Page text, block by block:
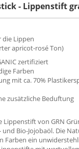
- Lippenstift
die Lippen
apricot-rosé Ton)
zertifiziert
Farben
mit ca. 70%
zusätzliche Beduftung
Lippenstift von GRN
Bio-Jojobaöl. Die
Farben ein